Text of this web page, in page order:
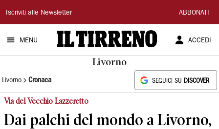
Il
Tirreno
Iscriviti alle Newsletter ABBONATI
MENU ACCEDI
Livorno
Livorno Cronaca SEGUICI SU DISCOVER
Via del Vecchio Lazzeretto
Dai palchi del mondo a Livorno,